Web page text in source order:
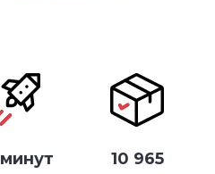
10 965